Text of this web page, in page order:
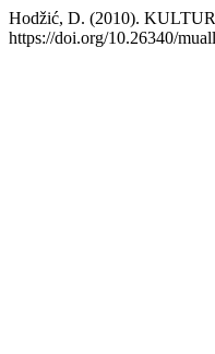
Hodžić, D. (2010).
https://doi.org/10.26340/